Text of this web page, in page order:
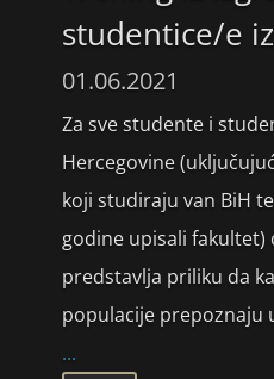
studentice/e
01.06.2021
Za sve studente i
Hercegovine
koji studiraju van BiH
godine upisali fakultet)
predstavlja priliku da
populacije prepoznaju
...